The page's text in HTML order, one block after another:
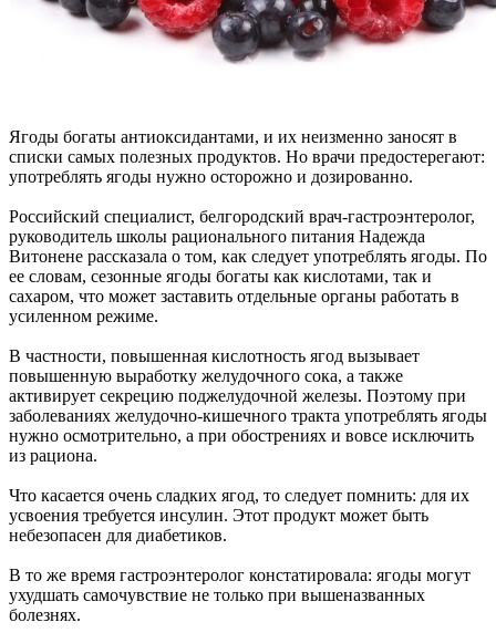
Ягоды богаты антиоксидантами, и их неизменно заносят в
списки самых полезных продуктов. Но врачи предостерегают:
употреблять ягоды нужно осторожно и дозированно.
Российский специалист, белгородский врач-гастроэнтеролог,
руководитель школы рационального питания Надежда
Витонене рассказала о том, как следует употреблять ягоды. По
ее словам, сезонные ягоды богаты как кислотами, так и
сахаром, что может заставить отдельные органы работать в
усиленном режиме.
В частности, повышенная кислотность ягод вызывает
повышенную выработку желудочного сока, а также
активирует секрецию поджелудочной железы. Поэтому при
заболеваниях желудочно-кишечного тракта употреблять ягоды
нужно осмотрительно, а при обострениях и вовсе исключить
из рациона.
Что касается очень сладких ягод, то следует помнить: для их
усвоения требуется инсулин. Этот продукт может быть
небезопасен для диабетиков.
В то же время гастроэнтеролог констатировала: ягоды могут
ухудшать самочувствие не только при вышеназванных
болезнях.